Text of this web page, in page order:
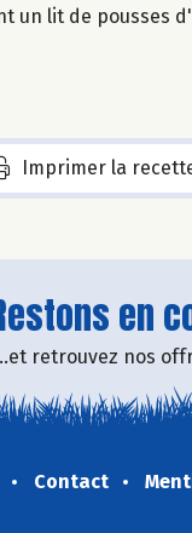
un lit de pousses
Imprimer la
en
retrouvez nos
Contact